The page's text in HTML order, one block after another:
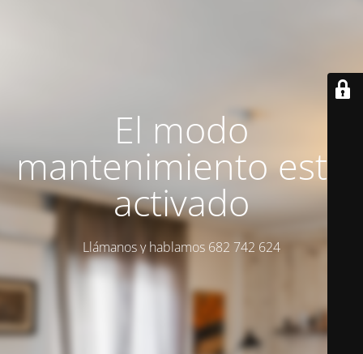
El modo
mantenimiento está
activado
Llámanos y hablamos 682 742 624